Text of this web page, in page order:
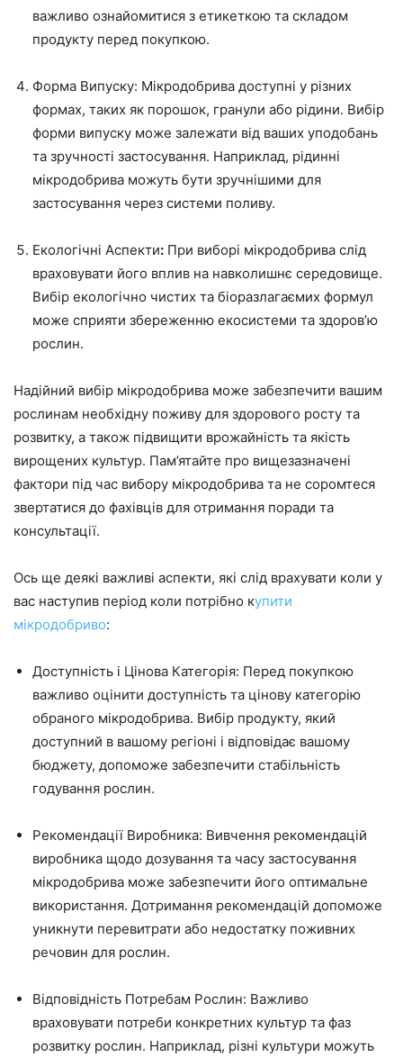
важливо ознайомитися з етикеткою та складом
продукту перед покупкою.
Форма Випуску: Мікродобрива доступні у різних
формах, таких як порошок, гранули або рідини. Вибір
форми випуску може залежати від ваших уподобань
та зручності застосування. Наприклад, рідинні
мікродобрива можуть бути зручнішими для
застосування через системи поливу.
Екологічні Аспекти: При виборі мікродобрива слід
враховувати його вплив на навколишнє середовище.
Вибір екологічно чистих та біоразлагаємих формул
може сприяти збереженню екосистеми та здоров’ю
рослин.
Надійний вибір мікродобрива може забезпечити вашим
рослинам необхідну поживу для здорового росту та
розвитку, а також підвищити врожайність та якість
вирощених культур. Пам’ятайте про вищезазначені
фактори під час вибору мікродобрива та не соромтеся
звертатися до фахівців для отримання поради та
консультації.
Ось ще деякі важливі аспекти, які слід врахувати коли у
вас наступив період коли потрібно купити
мікродобриво:
Доступність і Цінова Категорія: Перед покупкою
важливо оцінити доступність та цінову категорію
обраного мікродобрива. Вибір продукту, який
доступний в вашому регіоні і відповідає вашому
бюджету, допоможе забезпечити стабільність
годування рослин.
Рекомендації Виробника: Вивчення рекомендацій
виробника щодо дозування та часу застосування
мікродобрива може забезпечити його оптимальне
використання. Дотримання рекомендацій допоможе
уникнути перевитрати або недостатку поживних
речовин для рослин.
Відповідність Потребам Рослин: Важливо
враховувати потреби конкретних культур та фаз
розвитку рослин. Наприклад, різні культури можуть